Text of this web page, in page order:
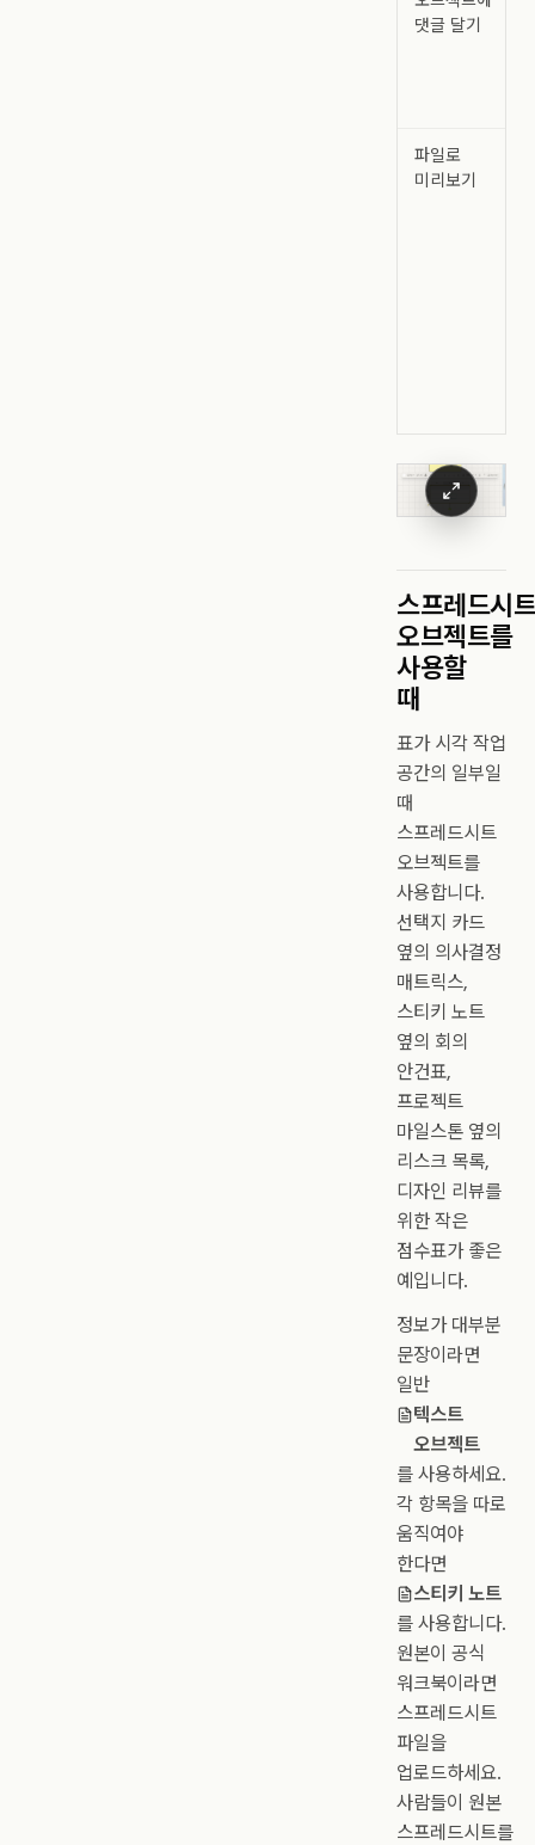
댓글 달기
파일로
미리보기
스프레드시
오브젝트를
사용할
때
표가 시각 작업
공간의 일부일
때
스프레드시트
오브젝트를
사용합니다.
선택지 카드
옆의 의사결정
매트릭스,
스티키 노트
옆의 회의
안건표,
프로젝트
마일스톤 옆의
리스크 목록,
디자인 리뷰를
위한 작은
점수표가 좋은
예입니다.
정보가 대부분
문장이라면
일반
텍스트
오브젝트
를 사용하세요.
각 항목을 따로
움직여야
한다면
스티키 노트
를 사용합니다.
원본이 공식
워크북이라면
스프레드시트
파일을
업로드하세요.
사람들이 원본
스프레드시트를